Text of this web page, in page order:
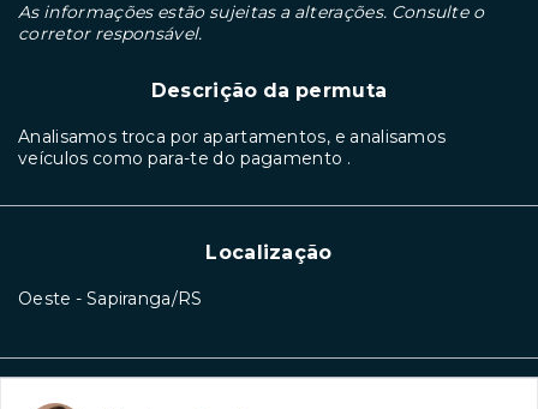
As informações estão sujeitas a alterações. Consulte o
corretor responsável.
Descrição da permuta
Analisamos troca por apartamentos, e analisamos
veículos como para-te do pagamento .
Localização
Oeste - Sapiranga/RS